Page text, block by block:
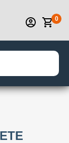
0